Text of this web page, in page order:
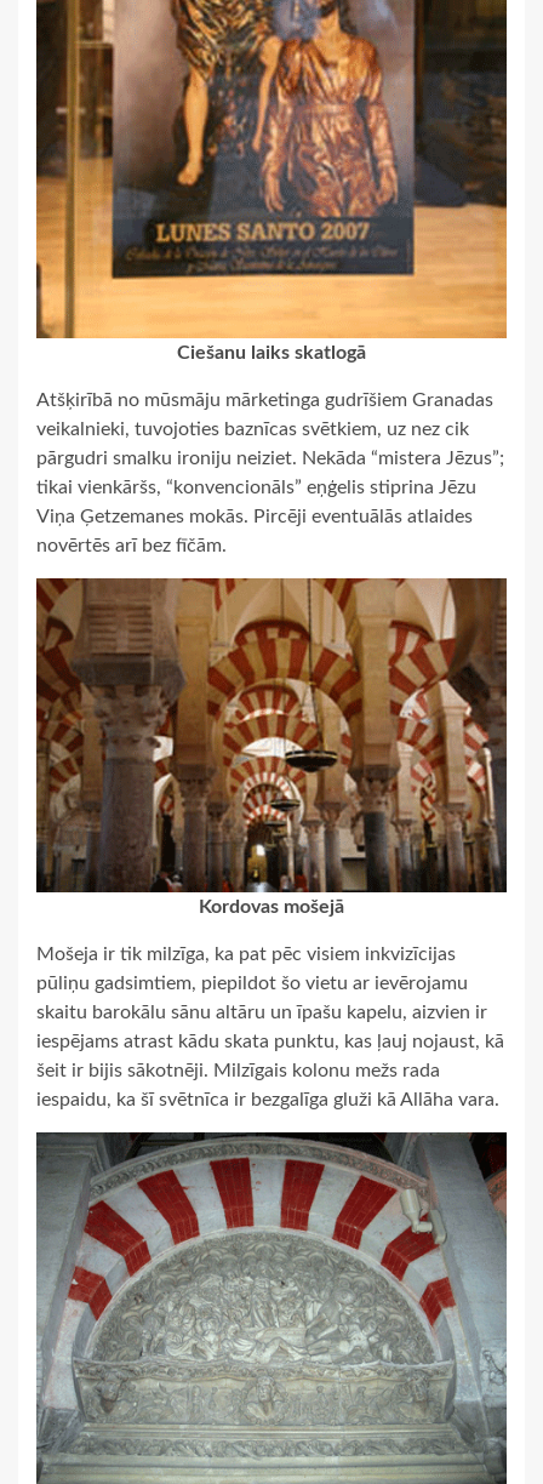
Ciešanu laiks skatlogā
Atšķirībā no mūsmāju mārketinga gudrīšiem Granadas
veikalnieki, tuvojoties baznīcas svētkiem, uz nez cik
pārgudri smalku ironiju neiziet. Nekāda “mistera Jēzus”;
tikai vienkāršs, “konvencionāls” eņģelis stiprina Jēzu
Viņa Ģetzemanes mokās. Pircēji eventuālās atlaides
novērtēs arī bez fīčām.
Kordovas mošejā
Mošeja ir tik milzīga, ka pat pēc visiem inkvizīcijas
pūliņu gadsimtiem, piepildot šo vietu ar ievērojamu
skaitu barokālu sānu altāru un īpašu kapelu, aizvien ir
iespējams atrast kādu skata punktu, kas ļauj nojaust, kā
šeit ir bijis sākotnēji. Milzīgais kolonu mežs rada
iespaidu, ka šī svētnīca ir bezgalīga gluži kā Allāha vara.